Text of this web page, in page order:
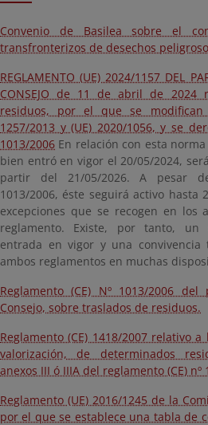
Convenio de Basilea sobre el
transfronterizos de desechos
REGLAMENTO (UE) 2024/1157 DEL
CONSEJO de 11 de abril de 2024
residuos, por el que se modifican
1257/2013 y (UE) 2020/1056, y se
1013/2006 En relación con esta
bien entró en vigor el 20/05/2024,
partir del 21/05/2026. A pesar
1013/2006, éste seguirá activo hasta
excepciones que se recogen en los
reglamento. Existe, por tanto, un
entrada en vigor y una convivencia
ambos reglamentos en muchas
Reglamento (CE) Nº 1013/2006
Consejo, sobre traslados de residuos.
Reglamento (CE) 1418/2007 relativo
valorización, de determinados
anexos III ó IIIA del reglamento (CE) nº
Reglamento (UE) 2016/1245 de la
por el que se establece una tabla de